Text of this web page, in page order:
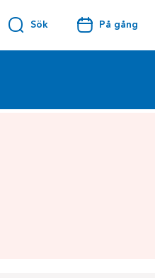
Sök På gång